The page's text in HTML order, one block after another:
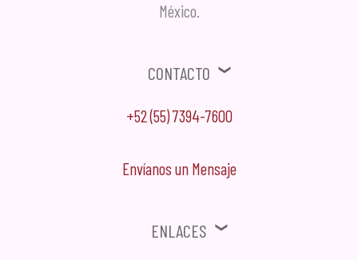
México.
Contacto
+52 (55) 7394-7600
Envíanos un Mensaje
Enlaces